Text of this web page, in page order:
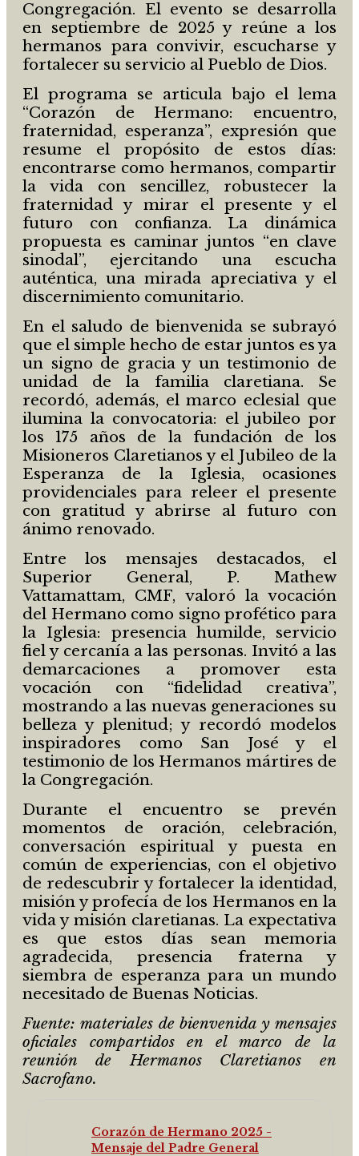
Congregación. El evento se desarrolla
en septiembre de 2025 y reúne a los
hermanos para convivir, escucharse y
fortalecer su servicio al Pueblo de Dios.
El programa se articula bajo el lema
“Corazón de Hermano: encuentro,
fraternidad, esperanza”, expresión que
resume el propósito de estos días:
encontrarse como hermanos, compartir
la vida con sencillez, robustecer la
fraternidad y mirar el presente y el
futuro con confianza. La dinámica
propuesta es caminar juntos “en clave
sinodal”, ejercitando una escucha
auténtica, una mirada apreciativa y el
discernimiento comunitario.
En el saludo de bienvenida se subrayó
que el simple hecho de estar juntos es ya
un signo de gracia y un testimonio de
unidad de la familia claretiana. Se
recordó, además, el marco eclesial que
ilumina la convocatoria: el jubileo por
los 175 años de la fundación de los
Misioneros Claretianos y el Jubileo de la
Esperanza de la Iglesia, ocasiones
providenciales para releer el presente
con gratitud y abrirse al futuro con
ánimo renovado.
Entre los mensajes destacados, el
Superior General, P. Mathew
Vattamattam, CMF, valoró la vocación
del Hermano como signo profético para
la Iglesia: presencia humilde, servicio
fiel y cercanía a las personas. Invitó a las
demarcaciones a promover esta
vocación con “fidelidad creativa”,
mostrando a las nuevas generaciones su
belleza y plenitud; y recordó modelos
inspiradores como San José y el
testimonio de los Hermanos mártires de
la Congregación.
Durante el encuentro se prevén
momentos de oración, celebración,
conversación espiritual y puesta en
común de experiencias, con el objetivo
de redescubrir y fortalecer la identidad,
misión y profecía de los Hermanos en la
vida y misión claretianas. La expectativa
es que estos días sean memoria
agradecida, presencia fraterna y
siembra de esperanza para un mundo
necesitado de Buenas Noticias.
Fuente: materiales de bienvenida y mensajes
oficiales compartidos en el marco de la
reunión de Hermanos Claretianos en
Sacrofano.
Corazón de Hermano 2025 -
Mensaje del Padre General